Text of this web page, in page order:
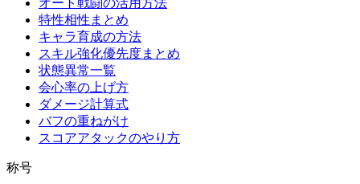
オート戦闘の活用方法
特性相性まとめ
キャラ育成の方法
スキル強化優先度まとめ
状態異常一覧
会心率の上げ方
ダメージ計算式
バフの重ねがけ
スコアアタックのやり方
称号